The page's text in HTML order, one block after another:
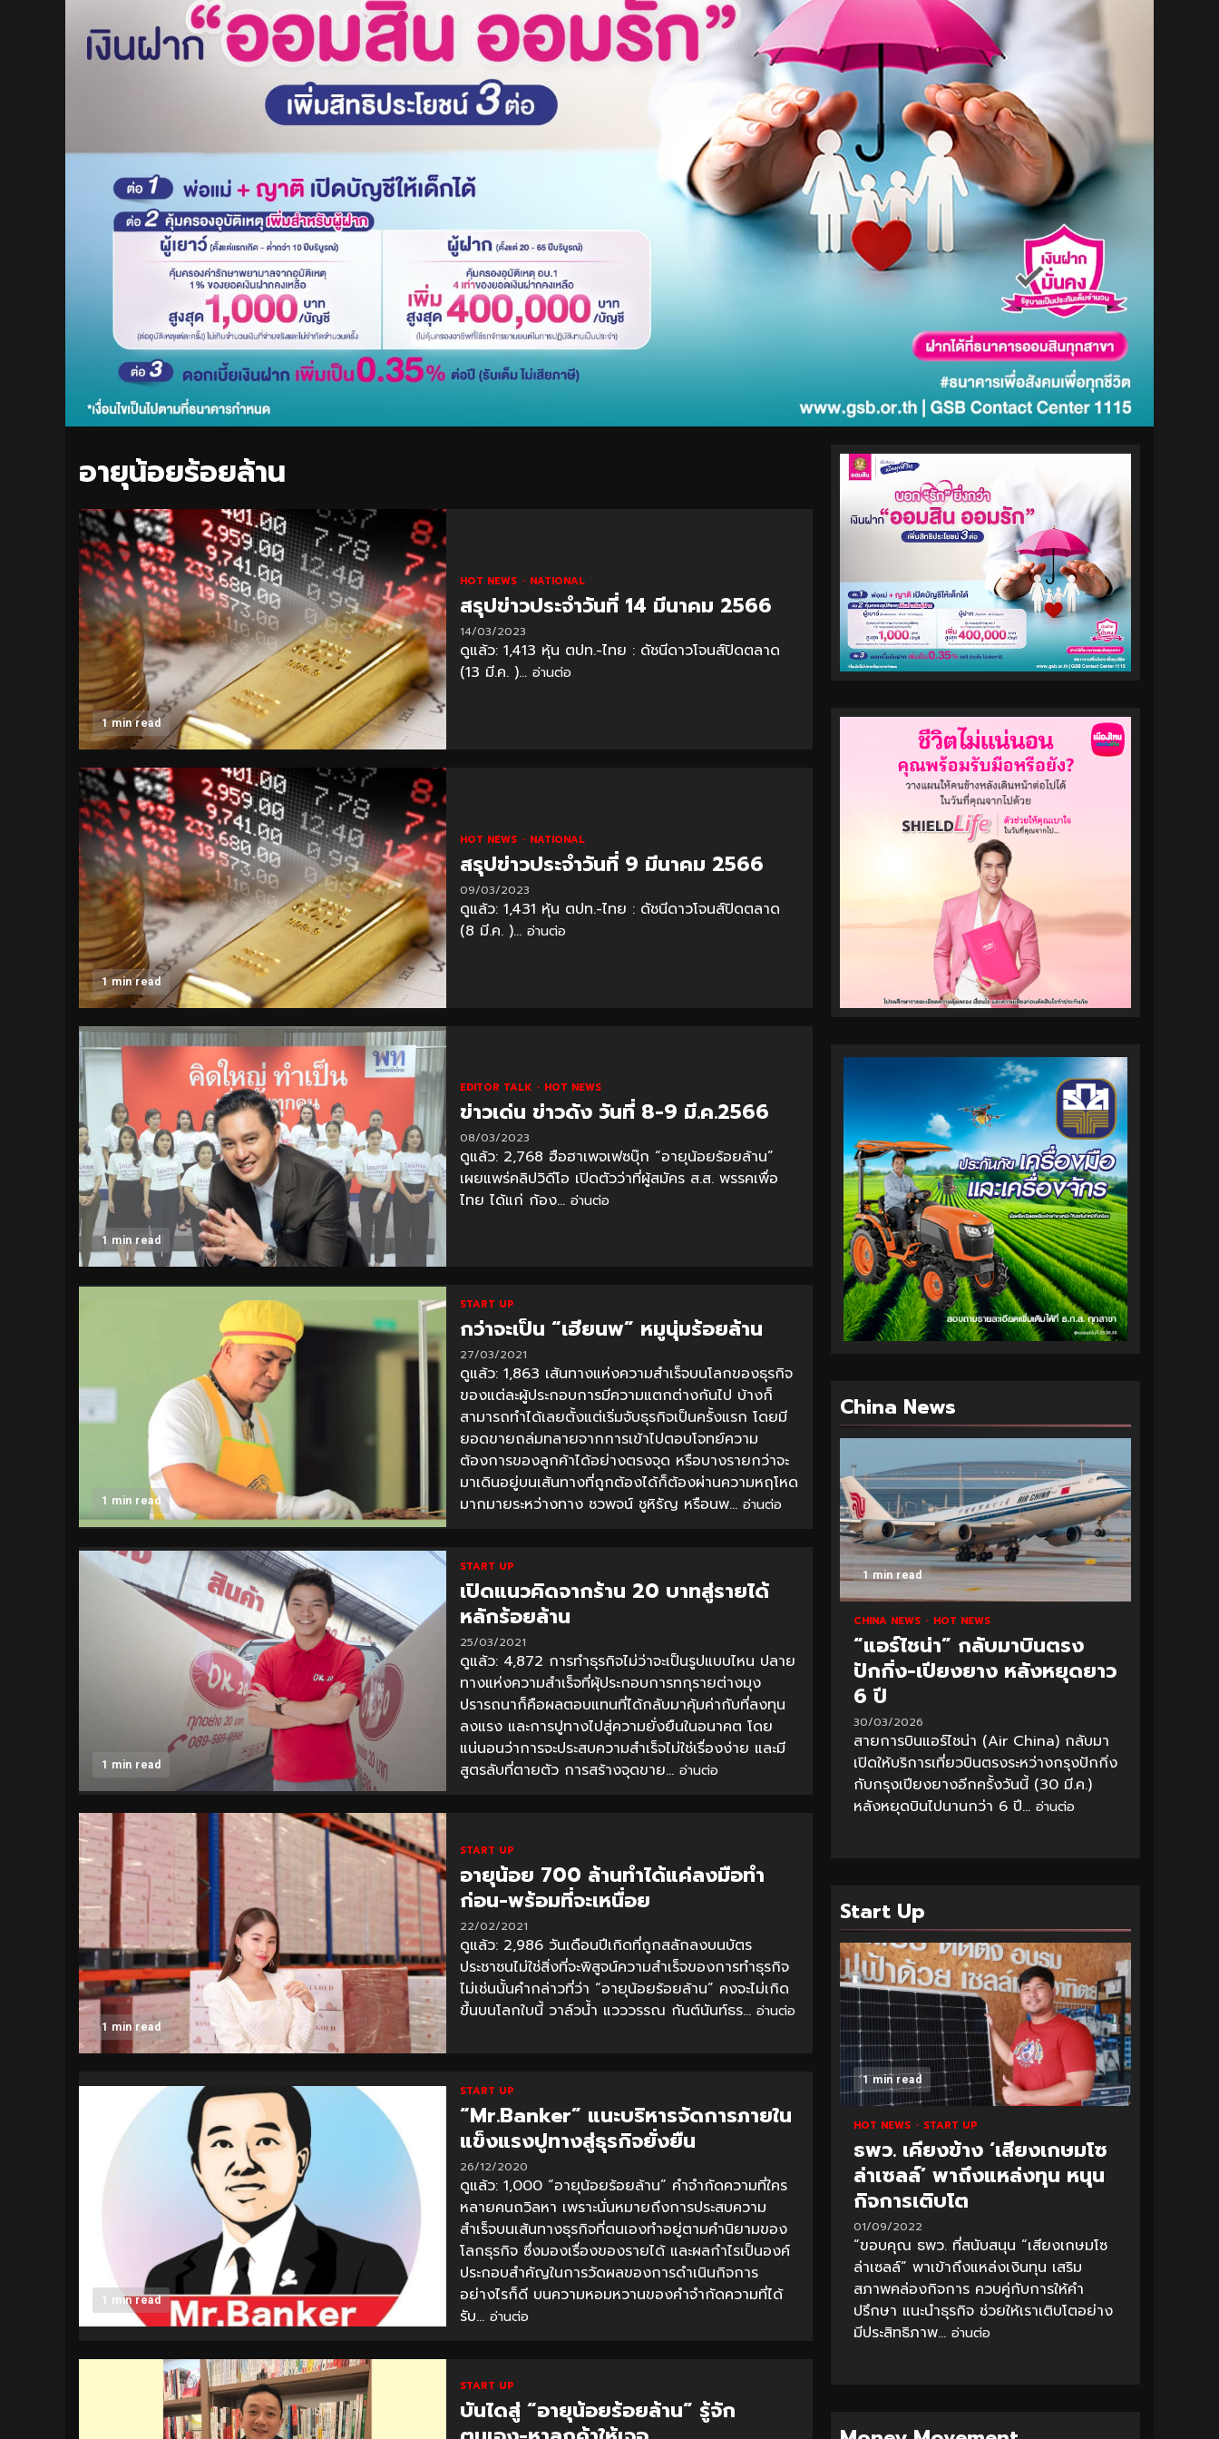
อายุน้อยร้อยล้าน
1 min read
HOT NEWS NATIONAL
สรุปข่าวประจำวันที่ 14 มีนาคม 2566
14/03/2023
ดูแล้ว: 1,413 หุ้น ตปท.-ไทย : ดัชนีดาวโจนส์ปิดตลาด
(13 มี.ค. )... อ่านต่อ
1 min read
HOT NEWS NATIONAL
สรุปข่าวประจำวันที่ 9 มีนาคม 2566
09/03/2023
ดูแล้ว: 1,431 หุ้น ตปท.-ไทย : ดัชนีดาวโจนส์ปิดตลาด
(8 มี.ค. )... อ่านต่อ
1 min read
EDITOR TALK HOT NEWS
ข่าวเด่น ข่าวดัง วันที่ 8-9 มี.ค.2566
08/03/2023
ดูแล้ว: 2,768 ฮือฮาเพจเฟซบุ๊ก “อายุน้อยร้อยล้าน”
เผยแพร่คลิปวิดีโอ เปิดตัวว่าที่ผู้สมัคร ส.ส. พรรคเพื่อ
ไทย ได้แก่ ก้อง... อ่านต่อ
1 min read
START UP
กว่าจะเป็น “เฮียนพ” หมูนุ่มร้อยล้าน
27/03/2021
ดูแล้ว: 1,863 เส้นทางแห่งความสำเร็จบนโลกของธุรกิจ
ของแต่ละผู้ประกอบการมีความแตกต่างกันไป บ้างก็
สามารถทำได้เลยตั้งแต่เริ่มจับธุรกิจเป็นครั้งแรก โดยมี
ยอดขายถล่มทลายจากการเข้าไปตอบโจทย์ความ
ต้องการของลูกค้าได้อย่างตรงจุด หรือบางรายกว่าจะ
มาเดินอยู่บนเส้นทางที่ถูกต้องได้ก็ต้องผ่านความหฤโหด
มากมายระหว่างทาง ชวพจน์ ชูหิรัญ หรือนพ... อ่านต่อ
1 min read
START UP
เปิดแนวคิดจากร้าน 20 บาทสู่รายได้
หลักร้อยล้าน
25/03/2021
ดูแล้ว: 4,872 การทำธุรกิจไม่ว่าจะเป็นรูปแบบไหน ปลาย
ทางแห่งความสำเร็จที่ผุ้ประกอบการทกุรายต่างมุง
ปรารถนาก็คือผลตอบแทนที่ได้กลับมาคุ้มค่ากับที่ลงทุน
ลงแรง และการปูทางไปสู่ความยั่งยืนในอนาคต โดย
แน่นอนว่าการจะประสบความสำเร็จไม่ใช่เรื่องง่าย และมี
สูตรลับที่ตายตัว การสร้างจุดขาย... อ่านต่อ
1 min read
START UP
อายุน้อย 700 ล้านทำได้แค่ลงมือทำ
ก่อน-พร้อมที่จะเหนื่อย
22/02/2021
ดูแล้ว: 2,986 วันเดือนปีเกิดที่ถูกสลักลงบนบัตร
ประชาชนไม่ใช่สิ่งที่จะพิสูจน์ความสำเร็จของการทำธุรกิจ
ไม่เช่นนั้นคำกล่าวที่ว่า “อายุน้อยร้อยล้าน” คงจะไม่เกิด
ขึ้นบนโลกใบนี้ วาล์วน้ำ แวววรรณ กันต์นันท์ธร... อ่านต่อ
1 min read
START UP
“Mr.Banker” แนะบริหารจัดการภายใน
แข็งแรงปูทางสู่ธุรกิจยั่งยืน
26/12/2020
ดูแล้ว: 1,000 “อายุน้อยร้อยล้าน” คำจำกัดความที่ใคร
หลายคนถวิลหา เพราะนั่นหมายถึงการประสบความ
สำเร็จบนเส้นทางธุรกิจที่ตนเองทำอยู่ตามคำนิยามของ
โลกธุรกิจ ซึ่งมองเรื่องของรายได้ และผลกำไรเป็นองค์
ประกอบสำคัญในการวัดผลของการดำเนินกิจการ
อย่างไรก็ดี บนความหอมหวานของคำจำกัดความที่ได้
รับ... อ่านต่อ
START UP
บันไดสู่ “อายุน้อยร้อยล้าน” รู้จัก
China News
1 min read
CHINA NEWS HOT NEWS
“แอร์ไชน่า” กลับมาบินตรง
ปักกิ่ง-เปียงยาง หลังหยุดยาว
6 ปี
30/03/2026
สายการบินแอร์ไชน่า (Air China) กลับมา
เปิดให้บริการเที่ยวบินตรงระหว่างกรุงปักกิ่ง
กับกรุงเปียงยางอีกครั้งวันนี้ (30 มี.ค.)
หลังหยุดบินไปนานกว่า 6 ปี... อ่านต่อ
Start Up
1 min read
HOT NEWS START UP
ธพว. เคียงข้าง ‘เสียงเกษมโซ
ล่าเซลล์’ พาถึงแหล่งทุน หนุน
กิจการเติบโต
01/09/2022
“ขอบคุณ ธพว. ที่สนับสนุน “เสียงเกษมโซ
ล่าเซลล์” พาเข้าถึงแหล่งเงินทุน เสริม
สภาพคล่องกิจการ ควบคู่กับการให้คำ
ปรึกษา แนะนำธุรกิจ ช่วยให้เราเติบโตอย่าง
มีประสิทธิภาพ... อ่านต่อ